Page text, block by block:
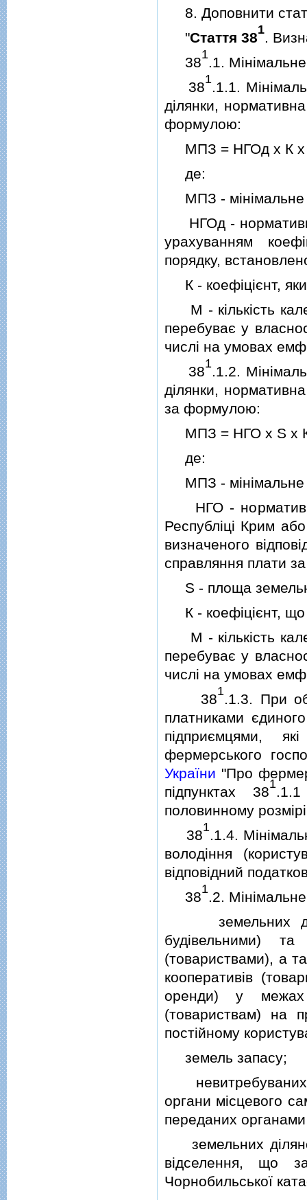
8. Доповнити
"Стаття 381.
381.1.
381.1.1.
дiлянки,
формулою:
МПЗ = НГОд х К х
де:
МПЗ - мiнiмальне
НГОд -
урахуванням
порядку,
К - коефiцiєнт,
М - кiлькiсть
перебуває у
числi на умовах
381.1.2.
дiлянки,
за формулою:
МПЗ = НГО х S х
де:
МПЗ - мiнiмальне
НГО -
Республiцi Крим
визначеного
справляння плати
S - площа
К - коефiцiєнт, що
М - кiлькiсть
перебуває у
числi на умовах
381.1.3. При
платниками
пiдприємцями,
фермерського
України "Про
пiдпунктах 381
половинному
381.1.4.
володiння
вiдповiдний
381.2. Мiнiмальне
земельних
будiвельними) та
(товариствами), а
кооперативiв
оренди) у
(товариствам) на
постiйному
земель запасу;
невитребуваних
органи мiсцевого
переданих
земельних
вiдселення, що
Чорнобильської